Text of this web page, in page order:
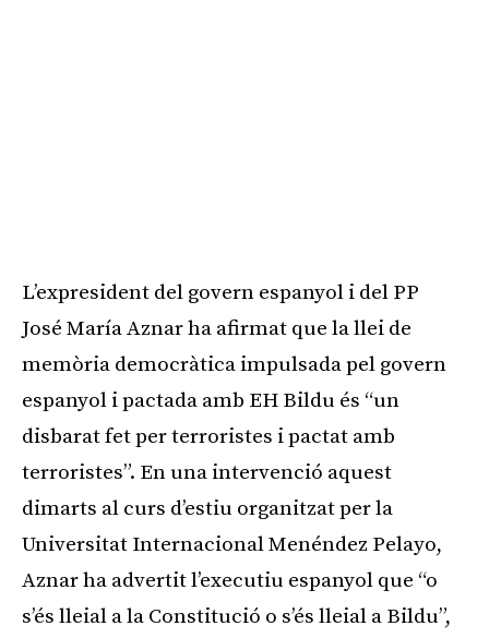
L’expresident del govern espanyol i del PP
José María Aznar ha afirmat que la llei de
memòria democràtica impulsada pel govern
espanyol i pactada amb EH Bildu és “un
disbarat fet per terroristes i pactat amb
terroristes”. En una intervenció aquest
dimarts al curs d’estiu organitzat per la
Universitat Internacional Menéndez Pelayo,
Aznar ha advertit l’executiu espanyol que “o
s’és lleial a la Constitució o s’és lleial a Bildu”,